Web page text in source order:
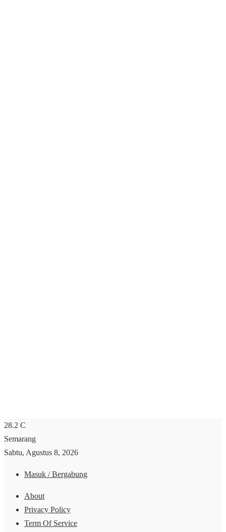
28.2 C
Semarang
Sabtu, Agustus 8, 2026
Masuk / Bergabung
About
Privacy Policy
Term Of Service